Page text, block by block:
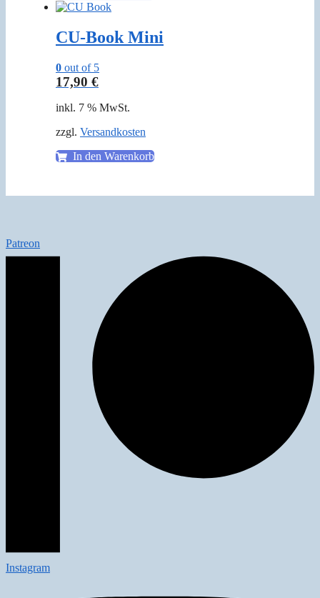
CU-Book Mini
0 out of 5
17,90 €
inkl. 7 % MwSt.
zzgl. Versandkosten
In den Warenkorb
Patreon
Instagram